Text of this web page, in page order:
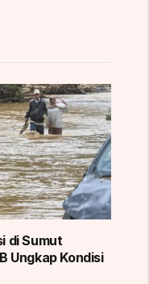
di Sumut
Ungkap Kondisi